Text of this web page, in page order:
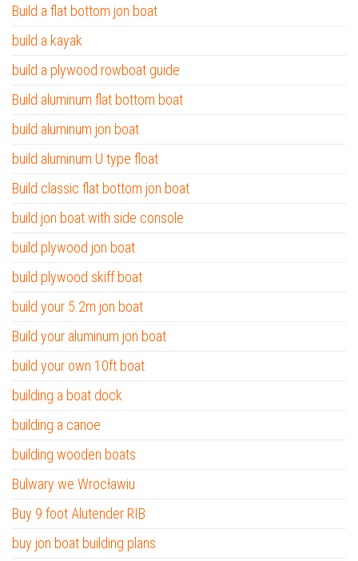
Build a flat bottom jon boat
build a kayak
build a plywood rowboat guide
Build aluminum flat bottom boat
build aluminum jon boat
build aluminum U type float
Build classic flat bottom jon boat
build jon boat with side console
build plywood jon boat
build plywood skiff boat
build your 5.2m jon boat
Build your aluminum jon boat
build your own 10ft boat
building a boat dock
building a canoe
building wooden boats
Bulwary we Wrocławiu
Buy 9 foot Alutender RIB
buy jon boat building plans